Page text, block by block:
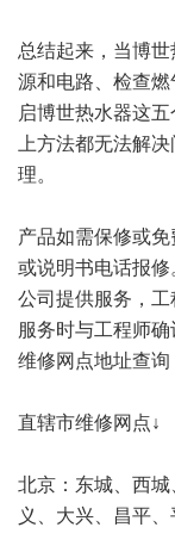
总结起来，当博
源和电路、检查
启博世热水器这
上方法都无法解
理。
产品如需保修或
或说明书电话报
公司提供服务，
服务时与工程师确
维修网点地址查询
直辖市维修网点↓
北京：东城、西
义、大兴、昌平